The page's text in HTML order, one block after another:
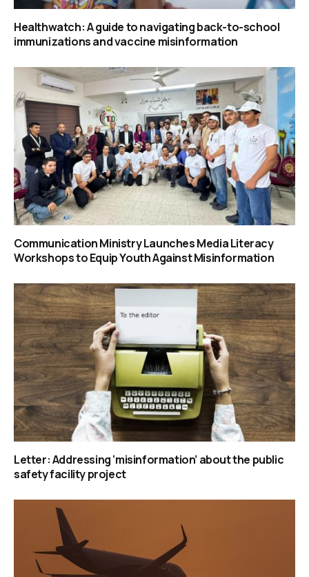
Healthwatch: A guide to navigating back-to-school
immunizations and vaccine misinformation
Communication Ministry Launches Media Literacy
Workshops to Equip Youth Against Misinformation
Letter: Addressing ‘misinformation’ about the public
safety facility project